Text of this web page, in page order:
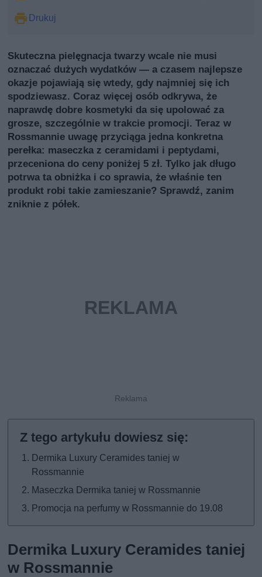
Drukuj
Skuteczna pielęgnacja twarzy wcale nie musi
oznaczać dużych wydatków — a czasem najlepsze
okazje pojawiają się wtedy, gdy najmniej się ich
spodziewasz. Coraz więcej osób odkrywa, że
naprawdę dobre kosmetyki da się upolować za
grosze, szczególnie w trakcie promocji. Teraz w
Rossmannie uwagę przyciąga jedna konkretna
perełka: maseczka z ceramidami i peptydami,
przeceniona do ceny poniżej 5 zł. Tylko jak długo
potrwa ta obniżka i co sprawia, że właśnie ten
produkt robi takie zamieszanie? Sprawdź, zanim
zniknie z półek.
Dermika Luxury Ceramides taniej w
Rossmannie
Maseczka Dermika taniej w Rossmannie
Promocja na perfumy w Rossmannie do 19.08
Dermika Luxury Ceramides taniej
w Rossmannie